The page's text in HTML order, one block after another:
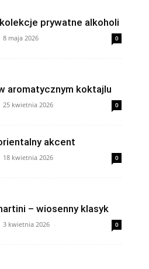
prywatne alkoholi
8 maja 2026 0
aromatycznym koktajlu
25 kwietnia 2026 0
akcent
18 kwietnia 2026 0
– wiosenny klasyk
3 kwietnia 2026 0